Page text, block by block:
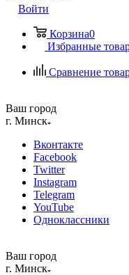
Войти
Корзина0
Избранные
Сравнение
Ваш город
г. Минск
Вконтакте
Facebook
Twitter
Instagram
Telegram
YouTube
Одноклассники
Ваш город
г. Минск